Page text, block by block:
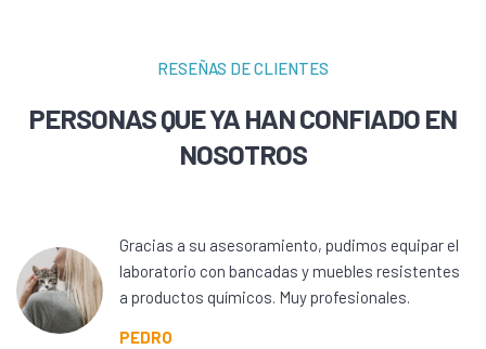
RESEÑAS DE CLIENTES
PERSONAS QUE YA HAN CONFIADO EN
NOSOTROS
Gracias a su asesoramiento, pudimos equipar el
laboratorio con bancadas y muebles resistentes
a productos químicos. Muy profesionales.
PEDRO